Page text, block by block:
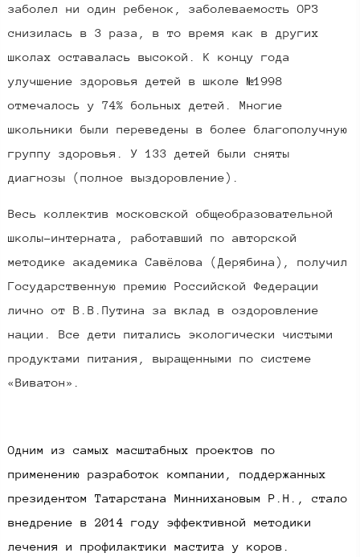
заболел ни один ребенок, заболеваемость ОРЗ
снизилась в 3 раза, в то время как в других
школах оставалась высокой. К концу года
улучшение здоровья детей в школе №1998
отмечалось у 74% больных детей. Многие
школьники были переведены в более благополучную
группу здоровья. У 133 детей были сняты
диагнозы (полное выздоровление).
Весь коллектив московской общеобразовательной
школы-интерната, работавший по авторской
методике академика Савёлова (Дерябина), получил
Государственную премию Российской Федерации
лично от В.В.Путина за вклад в оздоровление
нации. Все дети питались экологически чистыми
продуктами питания, выращенными по системе
«Виватон».
Одним из самых масштабных проектов по
применению разработок компании, поддержанных
президентом Татарстана Миннихановым Р.Н., стало
внедрение в 2014 году эффективной методики
лечения и профилактики мастита у коров.